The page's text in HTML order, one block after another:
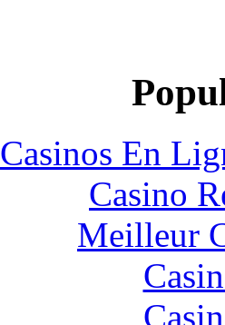
Casinos En
Casino
Meilleur